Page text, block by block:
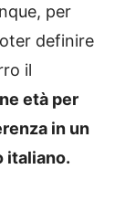
per
definire
il
età per
in un
italiano.